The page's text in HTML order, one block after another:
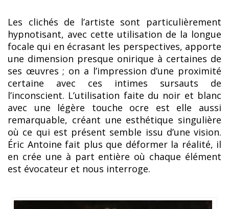
Les clichés de l’artiste sont particulièrement
hypnotisant, avec cette utilisation de la longue
focale qui en écrasant les perspectives, apporte
une dimension presque onirique à certaines de
ses œuvres ; on a l’impression d’une proximité
certaine avec ces intimes sursauts de
l’inconscient. L’utilisation faite du noir et blanc
avec une légère touche ocre est elle aussi
remarquable, créant une esthétique singulière
où ce qui est présent semble issu d’une vision.
Éric Antoine fait plus que déformer la réalité, il
en crée une à part entière où chaque élément
est évocateur et nous interroge.